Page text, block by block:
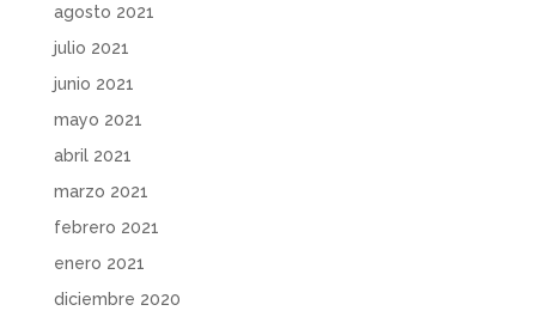
agosto 2021
julio 2021
junio 2021
mayo 2021
abril 2021
marzo 2021
febrero 2021
enero 2021
diciembre 2020